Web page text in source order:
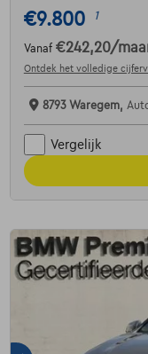
€9.800 1
Vanaf €242,20/
Ontdek het volledige
8793 Waregem,
Vergelijk